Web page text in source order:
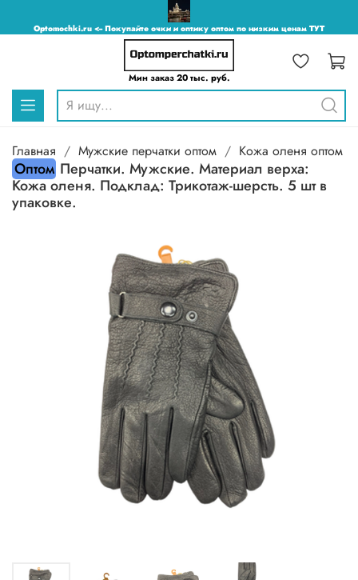
Optomochki.ru <-- Покупайте очки и оптику оптом по низким ценам ТУТ
Мин заказ 20 тыс. руб.
Главная Мужские перчатки оптом Кожа оленя оптом
Оптом Перчатки. Мужские. Материал верха:
Кожа оленя. Подклад: Трикотаж-шерсть. 5 шт в
упаковке.